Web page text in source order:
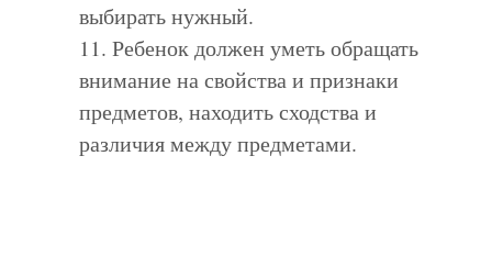
выбирать нужный.
11. Ребенок должен уметь обращать
внимание на свойства и признаки
предметов, находить сходства и
различия между предметами.